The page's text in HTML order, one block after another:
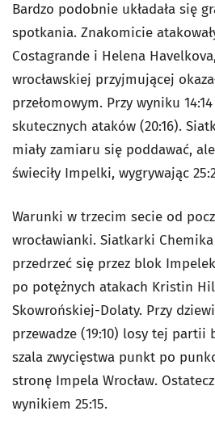
Bardzo podobnie układała się
spotkania. Znakomicie
Costagrande i Helena
wrocławskiej przyjmującej
przełomowym. Przy wyniku
skutecznych ataków (20:16).
miały zamiaru się poddawać,
świeciły Impelki, wygrywając
Warunki w trzecim secie od
wrocławianki. Siatkarki
przedrzeć się przez blok
po potężnych atakach Kristin
Skowrońskiej-Dolaty. Przy
przewadze (19:10) losy tej partii
szala zwycięstwa punkt po
stronę Impela Wrocław.
wynikiem 25:15.